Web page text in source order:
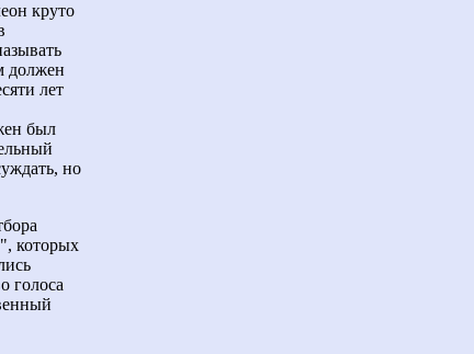
круто
должен
лет
был
но
которых
голоса